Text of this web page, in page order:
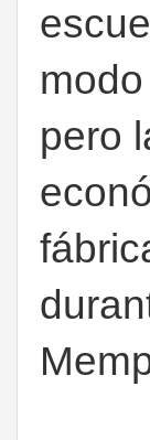
pero